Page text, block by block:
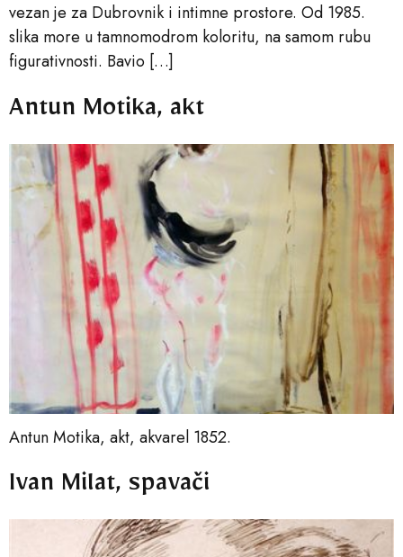
vezan je za Dubrovnik i intimne prostore. Od 1985.
slika more u tamnomodrom koloritu, na samom rubu
figurativnosti. Bavio […]
Antun Motika, akt
Antun Motika, akt, akvarel 1852.
Ivan Milat, spavači